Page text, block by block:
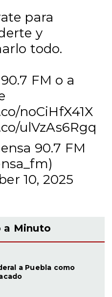
para
y
todo.
FM o a
noCiHfX41X
ulVzAs6Rgq
90.7 FM
10, 2025
a Minuto
a Puebla como